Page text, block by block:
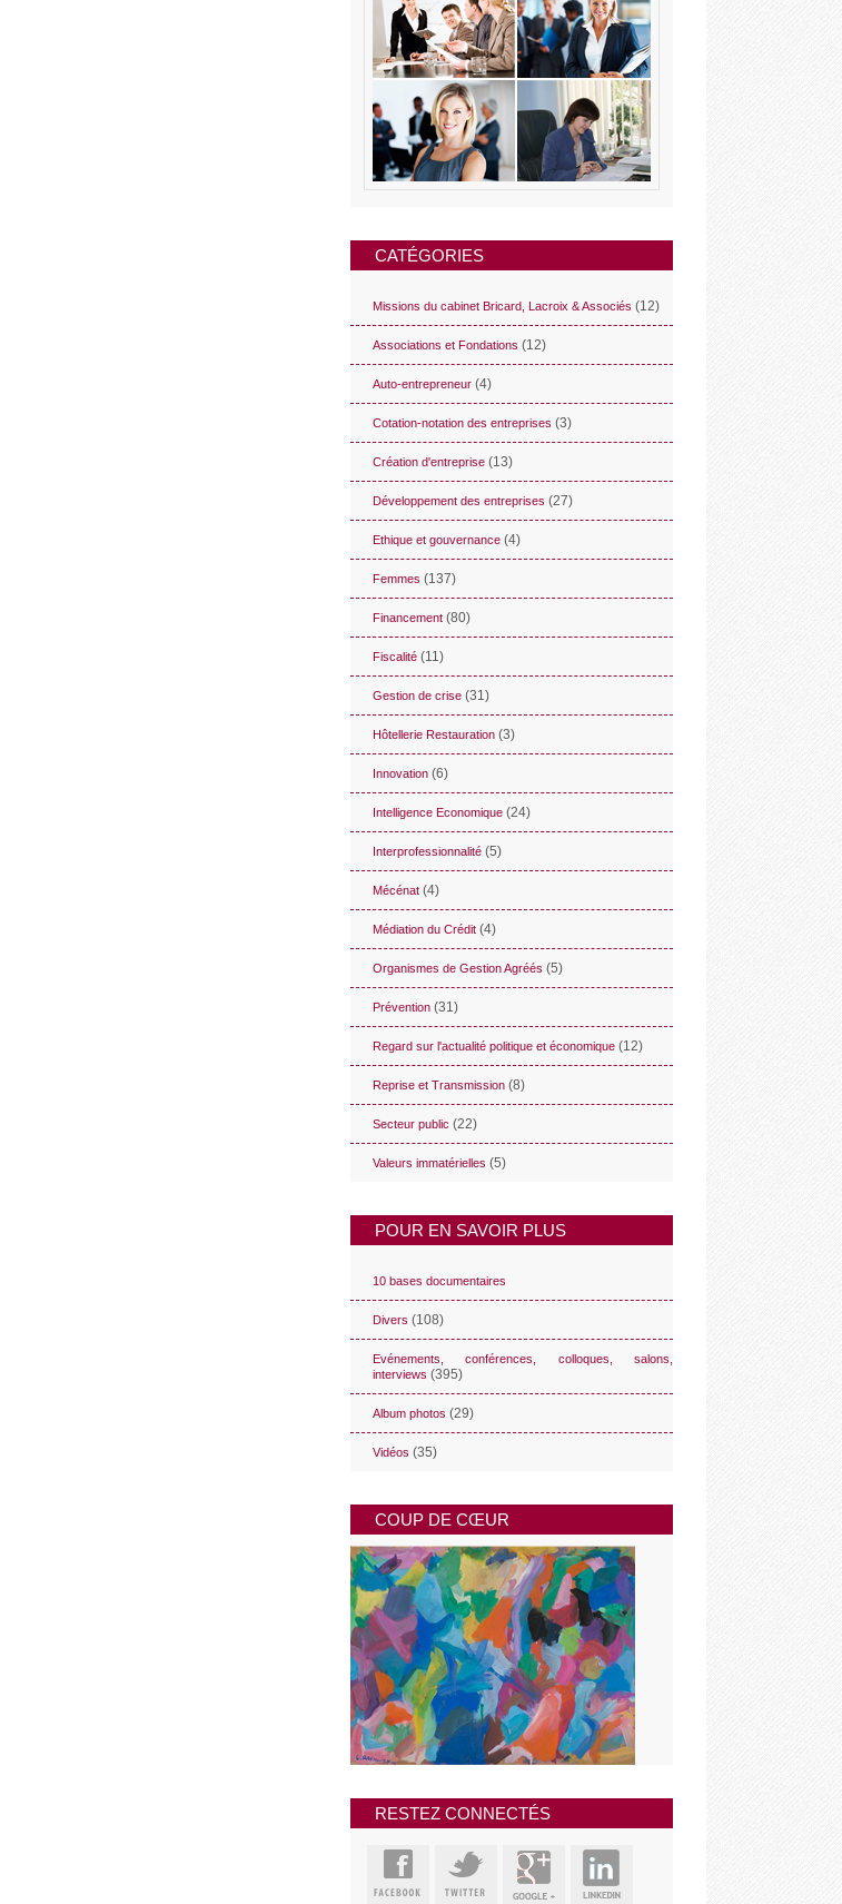
CATÉGORIES
Missions du cabinet Bricard, Lacroix & Associés (12)
Associations et Fondations (12)
Auto-entrepreneur (4)
Cotation-notation des entreprises (3)
Création d'entreprise (13)
Développement des entreprises (27)
Ethique et gouvernance (4)
Femmes (137)
Financement (80)
Fiscalité (11)
Gestion de crise (31)
Hôtellerie Restauration (3)
Innovation (6)
Intelligence Economique (24)
Interprofessionnalité (5)
Mécénat (4)
Médiation du Crédit (4)
Organismes de Gestion Agréés (5)
Prévention (31)
Regard sur l'actualité politique et économique (12)
Reprise et Transmission (8)
Secteur public (22)
Valeurs immatérielles (5)
POUR EN SAVOIR PLUS
10 bases documentaires
Divers (108)
Evénements, conférences, colloques, salons,
interviews (395)
Album photos (29)
Vidéos (35)
COUP DE CŒUR
RESTEZ CONNECTÉS